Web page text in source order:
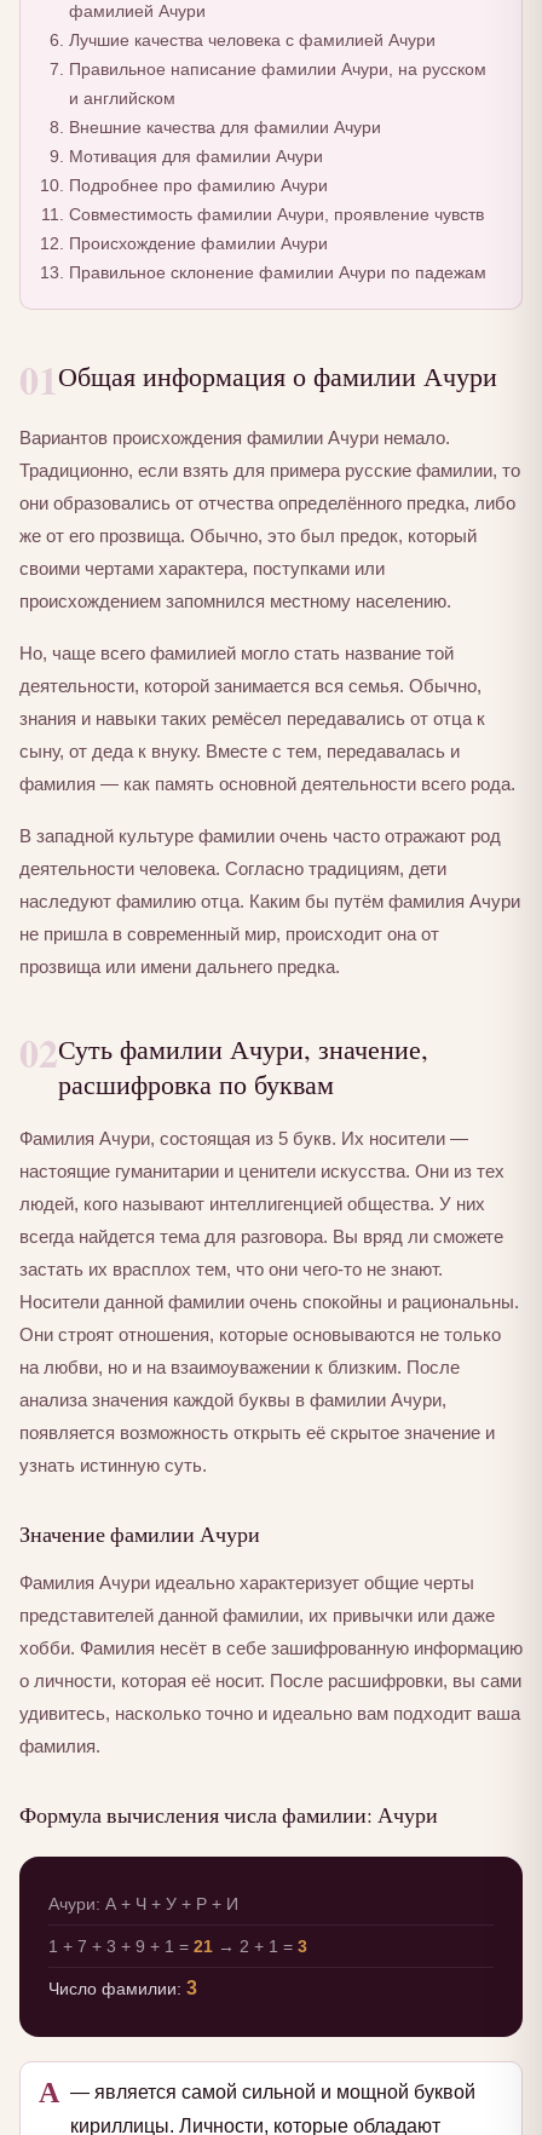
фамилией Ачури
Лучшие качества человека с фамилией Ачури
Правильное написание фамилии Ачури, на русском
и английском
Внешние качества для фамилии Ачури
Мотивация для фамилии Ачури
Подробнее про фамилию Ачури
Совместимость фамилии Ачури, проявление чувств
Происхождение фамилии Ачури
Правильное склонение фамилии Ачури по падежам
01Общая информация о фамилии Ачури
Вариантов происхождения фамилии Ачури немало.
Традиционно, если взять для примера русские фамилии, то
они образовались от отчества определённого предка, либо
же от его прозвища. Обычно, это был предок, который
своими чертами характера, поступками или
происхождением запомнился местному населению.
Но, чаще всего фамилией могло стать название той
деятельности, которой занимается вся семья. Обычно,
знания и навыки таких ремёсел передавались от отца к
сыну, от деда к внуку. Вместе с тем, передавалась и
фамилия — как память основной деятельности всего рода.
В западной культуре фамилии очень часто отражают род
деятельности человека. Согласно традициям, дети
наследуют фамилию отца. Каким бы путём фамилия Ачури
не пришла в современный мир, происходит она от
прозвища или имени дальнего предка.
02Суть фамилии Ачури, значение,
расшифровка по буквам
Фамилия Ачури, состоящая из 5 букв. Их носители —
настоящие гуманитарии и ценители искусства. Они из тех
людей, кого называют интеллигенцией общества. У них
всегда найдется тема для разговора. Вы вряд ли сможете
застать их врасплох тем, что они чего-то не знают.
Носители данной фамилии очень спокойны и рациональны.
Они строят отношения, которые основываются не только
на любви, но и на взаимоуважении к близким. После
анализа значения каждой буквы в фамилии Ачури,
появляется возможность открыть её скрытое значение и
узнать истинную суть.
Значение фамилии Ачури
Фамилия Ачури идеально характеризует общие черты
представителей данной фамилии, их привычки или даже
хобби. Фамилия несёт в себе зашифрованную информацию
о личности, которая её носит. После расшифровки, вы сами
удивитесь, насколько точно и идеально вам подходит ваша
фамилия.
Формула вычисления числа фамилии: Ачури
Ачури: А + Ч + У + Р + И
1 + 7 + 3 + 9 + 1 = 21 → 2 + 1 = 3
Число фамилии: 3
А — является самой сильной и мощной буквой
кириллицы. Личности, которые обладают